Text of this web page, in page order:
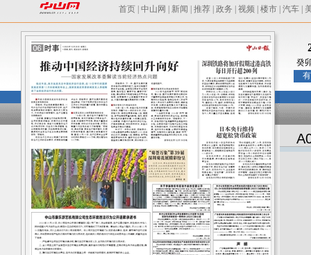
首页 中山网 新闻 推荐 政务 视频 楼市 汽车
癸